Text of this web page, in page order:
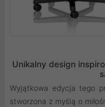
Unikalny design
Wyjątkowa edycja tego
stworzona z myślą o